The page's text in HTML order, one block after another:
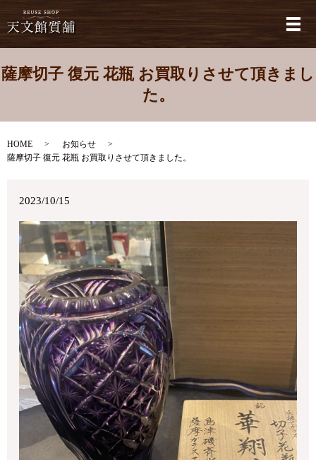
メ
薩摩切子 復元 花瓶 お買取りさせて頂きまし
た。
HOME
お知らせ
薩摩切子 復元 花瓶 お買取りさせて頂きました。
2023/10/15